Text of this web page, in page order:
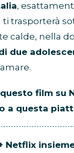
,
trasporterà
calde, nella
due
film su
a questa
Netflix